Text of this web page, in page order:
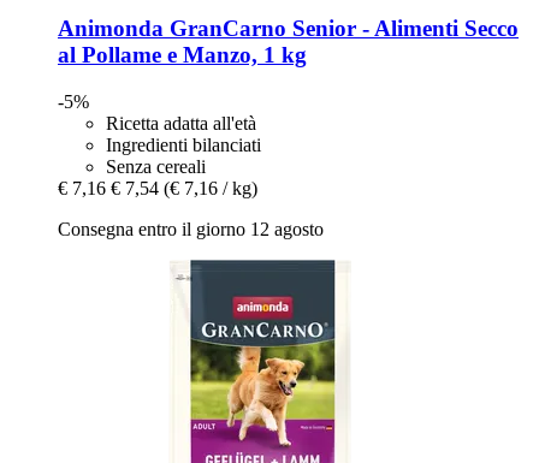
Animonda GranCarno Senior -​ Alimenti Secco
al Pollame e Manzo, 1 kg
-5%
Ricetta adatta all'età
Ingredienti bilanciati
Senza cereali
€ 7,16 € 7,54 (€ 7,16 / kg)
Consegna entro il giorno 12 agosto